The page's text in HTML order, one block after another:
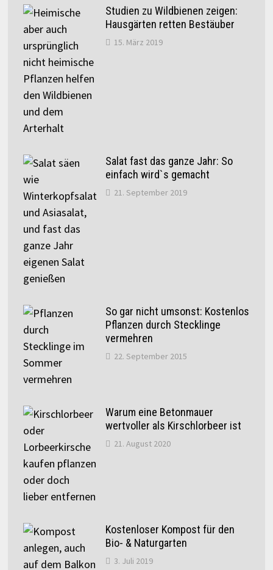
Studien zu Wildbienen zeigen:
Hausgärten retten Bestäuber
15. März 2019
Salat fast das ganze Jahr: So
einfach wird`s gemacht
21. September 2019
So gar nicht umsonst: Kostenlos
Pflanzen durch Stecklinge
vermehren
22. September 2015
Warum eine Betonmauer
wertvoller als Kirschlorbeer ist
21. August 2020
Kostenloser Kompost für den
Bio- & Naturgarten
3. Juli 2019